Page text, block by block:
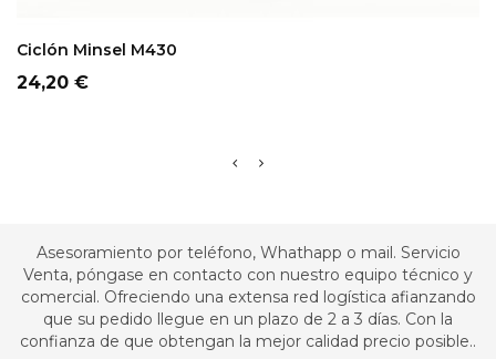
Ciclón Minsel M430
Precio
24,20 €
Asesoramiento por teléfono, Whathapp o mail. Servicio
Venta, póngase en contacto con nuestro equipo técnico y
comercial. Ofreciendo una extensa red logística afianzando
que su pedido llegue en un plazo de 2 a 3 días. Con la
confianza de que obtengan la mejor calidad precio posible..